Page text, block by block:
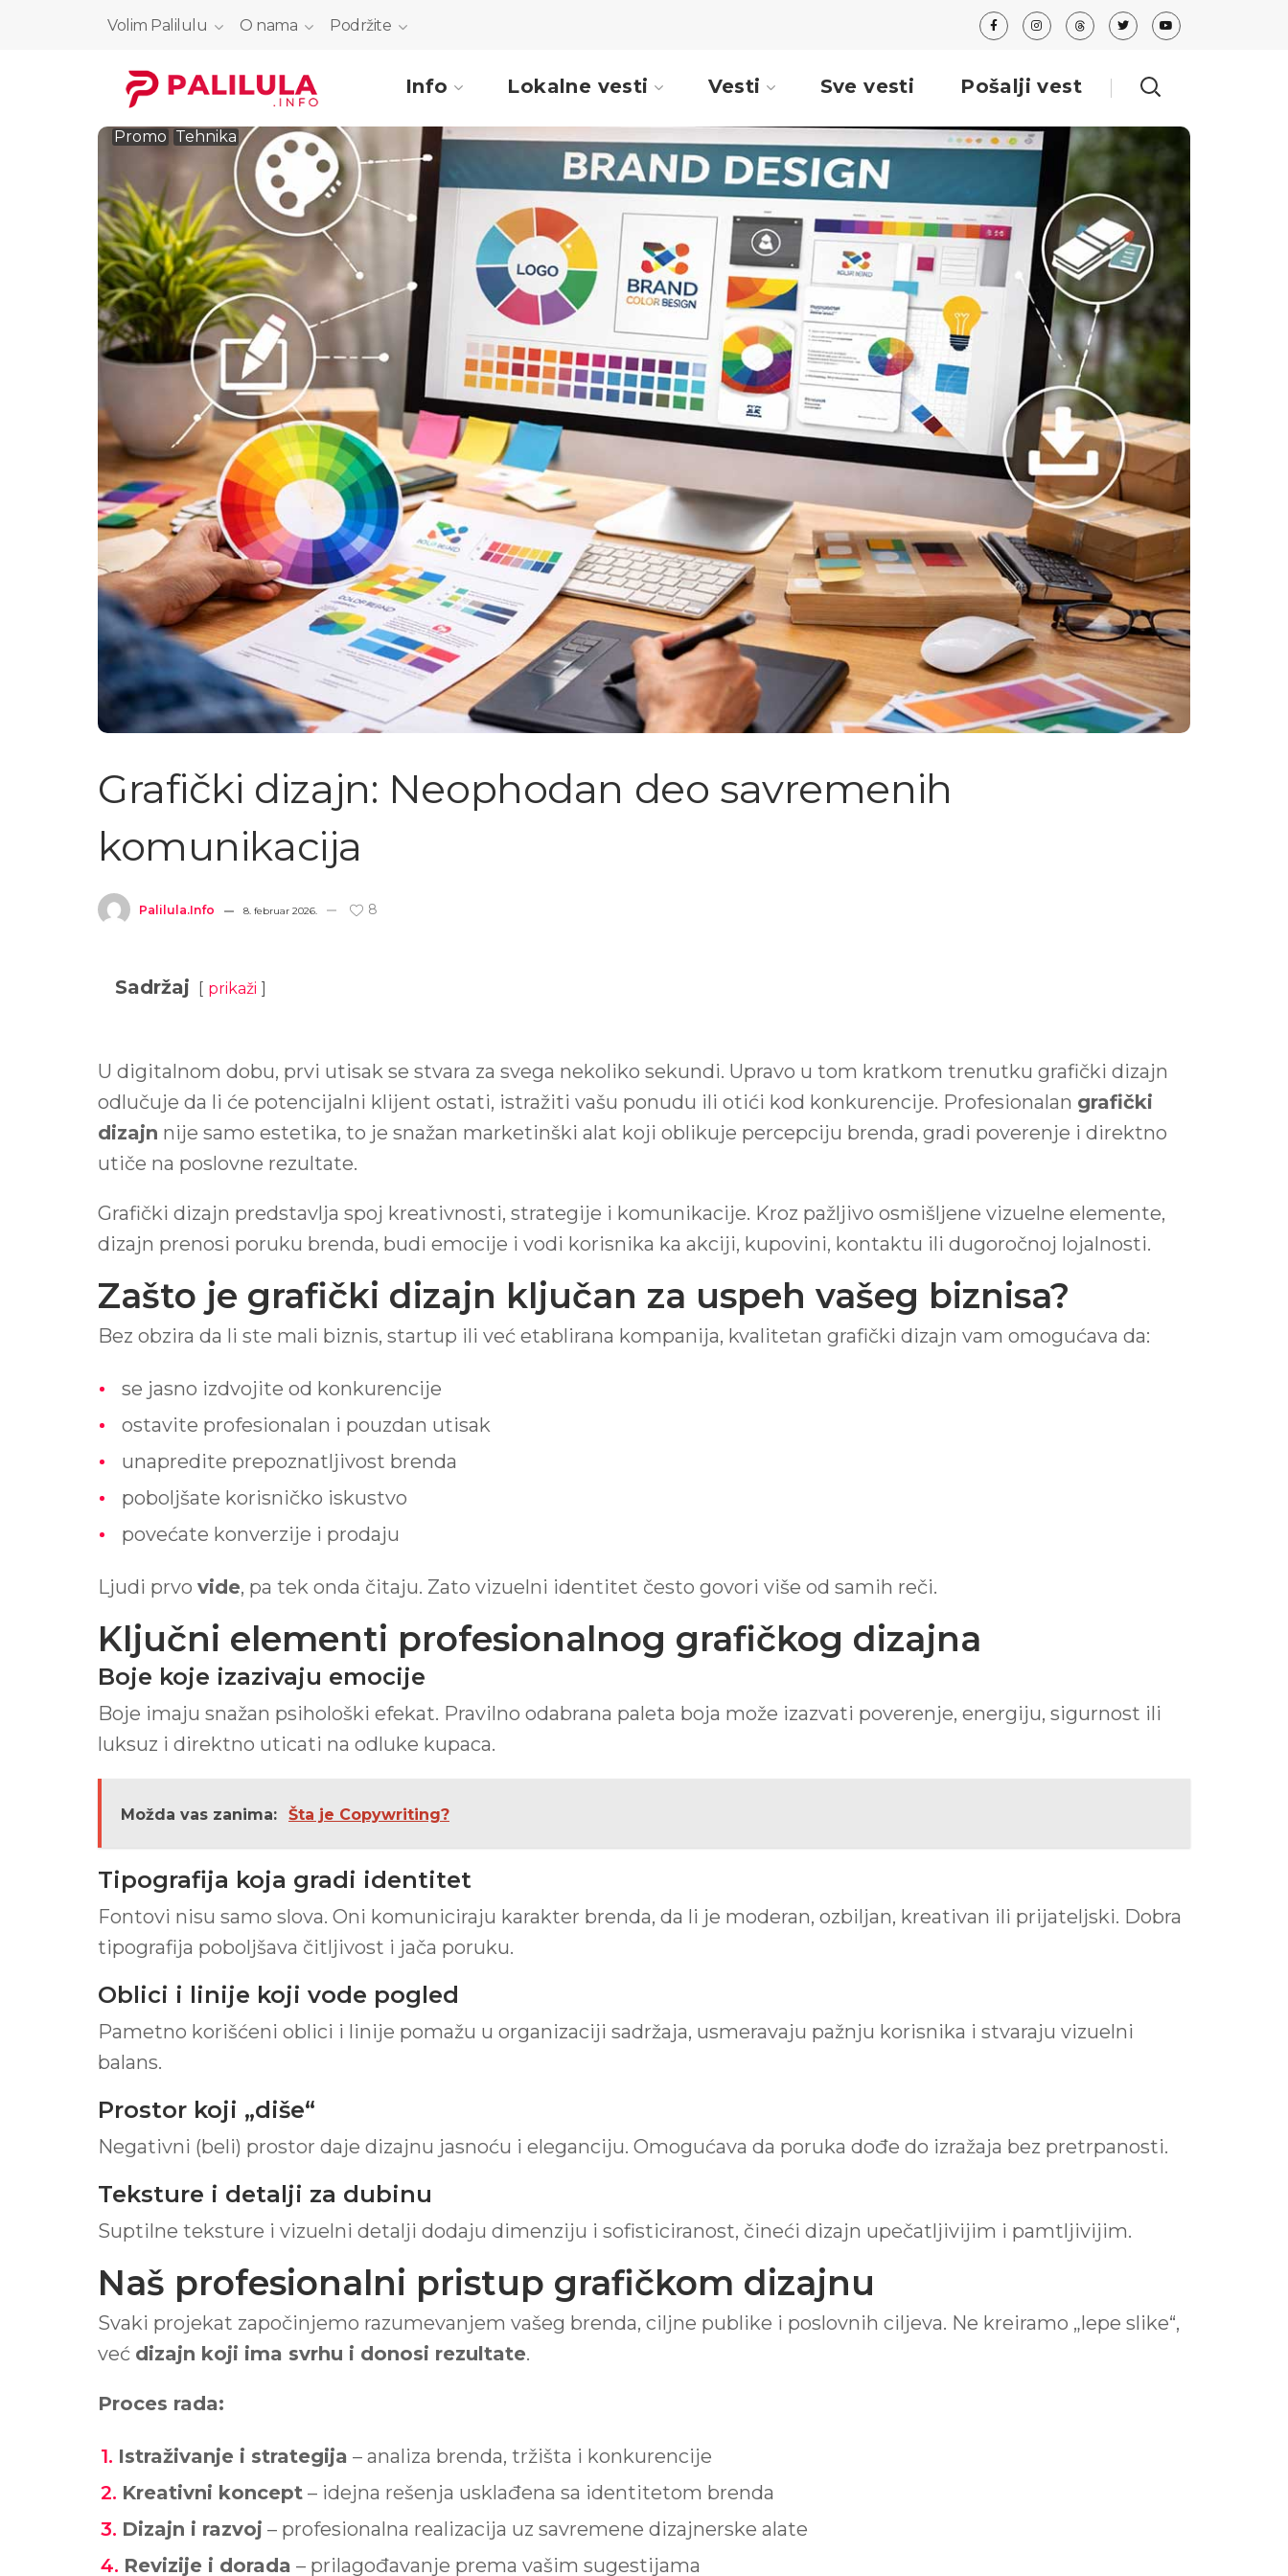
Volim Palilulu O nama Podržite
Info Lokalne vesti Vesti Sve vesti Pošalji vest
Promo Tehnika
Grafički dizajn: Neophodan deo savremenih
komunikacija
Palilula.info 8. februar 2026. 8
Sadržaj prikaži
U digitalnom dobu, prvi utisak se stvara za svega nekoliko sekundi. Upravo u tom kratkom trenutku grafički dizajn
odlučuje da li će potencijalni klijent ostati, istražiti vašu ponudu ili otići kod konkurencije. Profesionalan grafički
dizajn nije samo estetika, to je snažan marketinški alat koji oblikuje percepciju brenda, gradi poverenje i direktno
utiče na poslovne rezultate.
Grafički dizajn predstavlja spoj kreativnosti, strategije i komunikacije. Kroz pažljivo osmišljene vizuelne elemente,
dizajn prenosi poruku brenda, budi emocije i vodi korisnika ka akciji, kupovini, kontaktu ili dugoročnoj lojalnosti.
Zašto je grafički dizajn ključan za uspeh vašeg biznisa?
Bez obzira da li ste mali biznis, startup ili već etablirana kompanija, kvalitetan grafički dizajn vam omogućava da:
se jasno izdvojite od konkurencije
ostavite profesionalan i pouzdan utisak
unapredite prepoznatljivost brenda
poboljšate korisničko iskustvo
povećate konverzije i prodaju
Ljudi prvo vide, pa tek onda čitaju. Zato vizuelni identitet često govori više od samih reči.
Ključni elementi profesionalnog grafičkog dizajna
Boje koje izazivaju emocije
Boje imaju snažan psihološki efekat. Pravilno odabrana paleta boja može izazvati poverenje, energiju, sigurnost ili
luksuz i direktno uticati na odluke kupaca.
Možda vas zanima: Šta je Copywriting?
Tipografija koja gradi identitet
Fontovi nisu samo slova. Oni komuniciraju karakter brenda, da li je moderan, ozbiljan, kreativan ili prijateljski. Dobra
tipografija poboljšava čitljivost i jača poruku.
Oblici i linije koji vode pogled
Pametno korišćeni oblici i linije pomažu u organizaciji sadržaja, usmeravaju pažnju korisnika i stvaraju vizuelni
balans.
Prostor koji „diše“
Negativni (beli) prostor daje dizajnu jasnoću i eleganciju. Omogućava da poruka dođe do izražaja bez pretrpanosti.
Teksture i detalji za dubinu
Suptilne teksture i vizuelni detalji dodaju dimenziju i sofisticiranost, čineći dizajn upečatljivijim i pamtljivijim.
Naš profesionalni pristup grafičkom dizajnu
Svaki projekat započinjemo razumevanjem vašeg brenda, ciljne publike i poslovnih ciljeva. Ne kreiramo „lepe slike“,
već dizajn koji ima svrhu i donosi rezultate.
Proces rada:
Istraživanje i strategija – analiza brenda, tržišta i konkurencije
Kreativni koncept – idejna rešenja usklađena sa identitetom brenda
Dizajn i razvoj – profesionalna realizacija uz savremene dizajnerske alate
Revizije i dorada – prilagođavanje prema vašim sugestijama